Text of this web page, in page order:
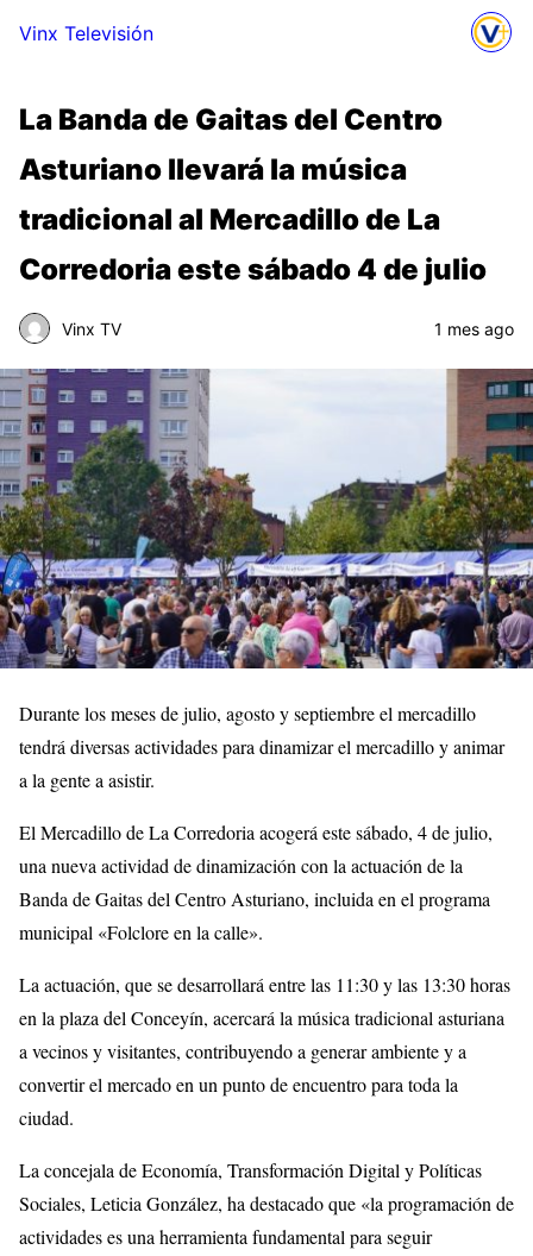
Vinx Televisión
La Banda de Gaitas del Centro
Asturiano llevará la música
tradicional al Mercadillo de La
Corredoria este sábado 4 de julio
Vinx TV 1 mes ago
Durante los meses de julio, agosto y septiembre el mercadillo
tendrá diversas actividades para dinamizar el mercadillo y animar
a la gente a asistir.
El Mercadillo de La Corredoria acogerá este sábado, 4 de julio,
una nueva actividad de dinamización con la actuación de la
Banda de Gaitas del Centro Asturiano, incluida en el programa
municipal «Folclore en la calle».
La actuación, que se desarrollará entre las 11:30 y las 13:30 horas
en la plaza del Conceyín, acercará la música tradicional asturiana
a vecinos y visitantes, contribuyendo a generar ambiente y a
convertir el mercado en un punto de encuentro para toda la
ciudad.
La concejala de Economía, Transformación Digital y Políticas
Sociales, Leticia González, ha destacado que «la programación de
actividades es una herramienta fundamental para seguir